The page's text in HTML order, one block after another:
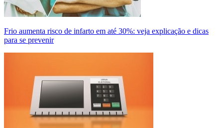
Frio aumenta risco de infarto em até 30%: veja explicação e dicas
para se prevenir